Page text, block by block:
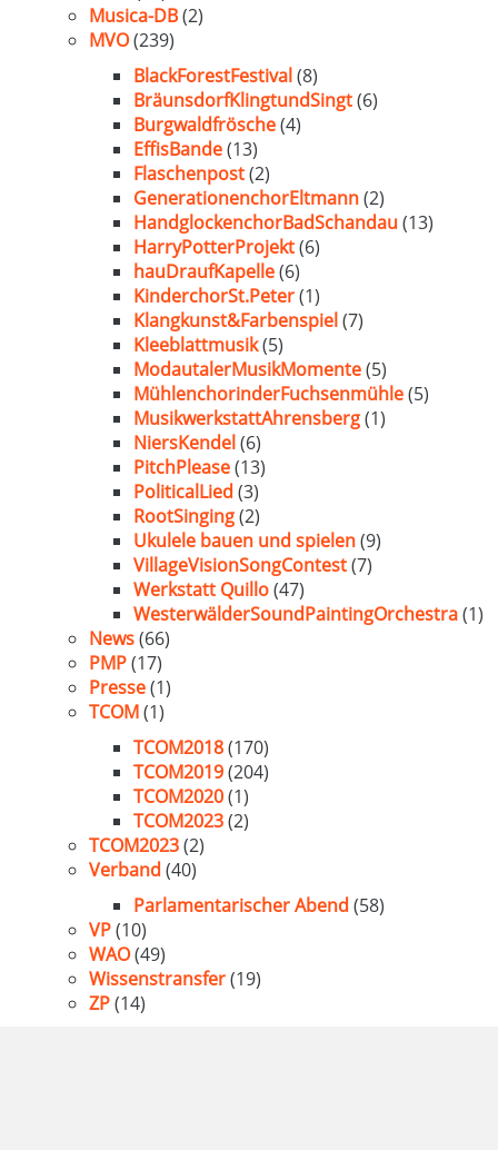
Musica-DB(2)
MVO(239)
BlackForestFestival(8)
BräunsdorfKlingtundSingt(6)
Burgwaldfrösche(4)
EffisBande(13)
Flaschenpost(2)
GenerationenchorEltmann(2)
HandglockenchorBadSchandau(13)
HarryPotterProjekt(6)
hauDraufKapelle(6)
KinderchorSt.Peter(1)
Klangkunst&Farbenspiel(7)
Kleeblattmusik(5)
ModautalerMusikMomente(5)
MühlenchorinderFuchsenmühle(5)
MusikwerkstattAhrensberg(1)
NiersKendel(6)
PitchPlease(13)
PoliticalLied (3)
RootSinging(2)
Ukulele bauen und spielen(9)
VillageVisionSongContest(7)
Werkstatt Quillo(47)
WesterwälderSoundPaintingOrchestra(1)
News(66)
PMP(17)
Presse(1)
TCOM(1)
TCOM2018(170)
TCOM2019(204)
TCOM2020(1)
TCOM2023(2)
TCOM2023(2)
Verband (40)
Parlamentarischer Abend (58)
VP(10)
WAO(49)
Wissenstransfer(19)
ZP(14)